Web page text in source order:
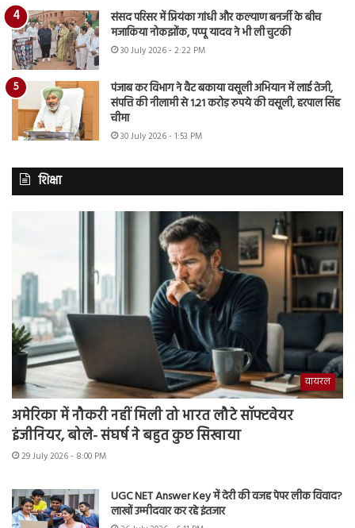
संसद परिसर में प्रियंका गांधी और कल्याण बनर्जी के बीच
मजाकिया नोकझोंक, पप्पू यादव ने भी ली चुटकी
30 July 2026 - 2:22 PM
पंजाब कर विभाग ने वैट बकाया वसूली अभियान में लाई तेजी,
संपत्ति की नीलामी से 1.21 करोड़ रुपये की वसूली, हरपाल सिंह
चीमा
30 July 2026 - 1:53 PM
शिक्षा
वायरल
अमेरिका में नौकरी नहीं मिली तो भारत लौटे सॉफ्टवेयर
इंजीनियर, बोले- संघर्ष ने बहुत कुछ सिखाया
29 July 2026 - 8:00 PM
UGC NET Answer Key में देरी की वजह पेपर लीक विवाद?
लाखों उम्मीदवार कर रहे इंतजार